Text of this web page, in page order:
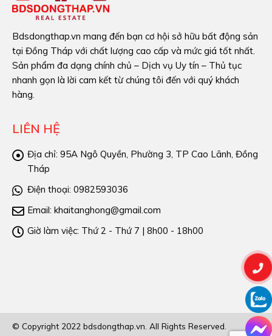
Bdsdongthap.vn mang đến bạn cơ hội sở hữu bất động sản
tại Đồng Tháp với chất lượng cao cấp và mức giá tốt nhất.
Sản phẩm đa dạng chính chủ – Dịch vụ Uy tín – Thủ tục
nhanh gọn là lời cam kết từ chúng tôi đến với quý khách
hàng.
LIÊN HỆ
Địa chỉ: 95A Ngô Quyền, Phường 3, TP Cao Lãnh, Đồng
Tháp
Điện thoại: 0982593036
Email: khaitanghong@gmail.com
Giờ làm việc: Thứ 2 - Thứ 7 | 8h00 - 18h00
© Copyright 2022 bdsdongthap.vn. All Rights Reserved.